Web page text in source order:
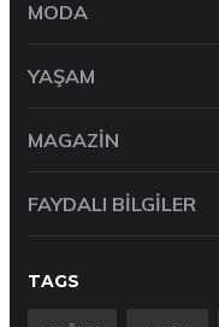
MODA
YAŞAM
MAGAZIN
FAYDALI BILGILER
TAGS